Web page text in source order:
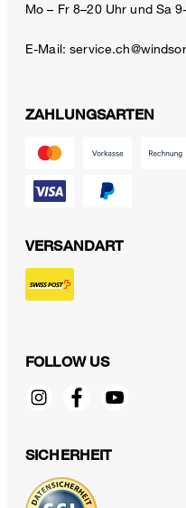
Schurwoll-Hose mit Bundfalte in
CHF 260.00
Mo – Fr 8–20 Uhr und Sa
E-Mail:
ZAHLUNGSARTEN
VERSANDART
FOLLOW US
SICHERHEIT